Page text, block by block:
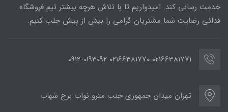
خدمت رسانی کند. امیدواریم تا با تلاش هرچه بیشتر تیم فروشگاه
فدائی رضایت شما مشتریان گرامی را بیش از پیش جلب کنیم.
02166381771 02166381770 0912-0193092
تهران میدان جمهوری جنب مترو نواب برج شهاب